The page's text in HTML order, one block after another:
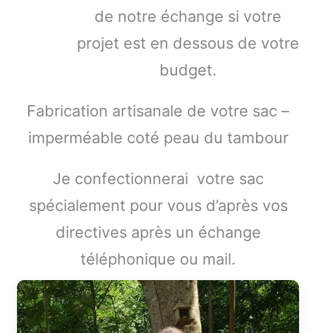
de notre échange si votre
projet est en dessous de votre
budget.
Fabrication artisanale de votre sac –
imperméable coté peau du tambour
Je confectionnerai votre sac
spécialement pour vous d’après vos
directives après un échange
téléphonique ou mail.